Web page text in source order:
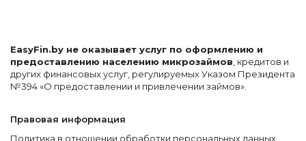
EasyFin.by не оказывает услуг по оформлению и
предоставлению населению микрозаймов , кредитов и
других финансовых услуг, регулируемых Указом Президента
№394 «О предоставлении и привлечении займов».
Правовая информация
Политика в отношении обработки персональных данных